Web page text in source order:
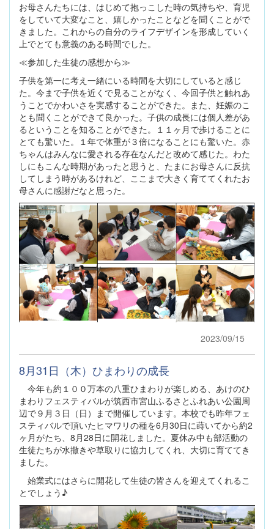
お母さんたちには、はじめて抱っこした時の気持ちや、育児
をしていて大変なこと、嬉しかったことなどを聞くことがで
きました。これからの自分のライフデザインを形成していく
上でとても意義のある時間でした。
≪参加した生徒の感想から≫
子供を第一に考え一緒にいる時間を大切にしていると感じ
た。今まで子供を近くで見ることがなく、今回子供と触れあ
うことでかわいさを実感することができた。また、妊娠のこ
とも聞くことができて良かった。子供の成長には個人差があ
るということを知ることができた。１１ヶ月で歩けることに
とても驚いた。１年で体重が３倍になることにも驚いた。赤
ちゃんはみんなに愛される存在なんだと改めて感じた。わた
しにもこんな時期があったと思うと、たまにお母さんに反抗
してしまう時があるけれど、ここまで大きく育ててくれたお
母さんに感謝だなと思った。
2023/09/15
8月31日（木）ひまわりの成長
今年も約１００万本の八重ひまわりが楽しめる、あけのひ
まわりフェスティバルが筑西市宮山ふるさとふれあい公園周
辺で９月３日（日）まで開催しています。本校でも昨年フェ
スティバルで頂いたヒマワリの種を6月30日に蒔いてから約2
ヶ月がたち、8月28日に開花しました。夏休み中も部活動の
生徒たちが水撒きや草取りに協力してくれ、大切に育ててき
ました。
始業式にはさらに開花して生徒の皆さんを迎えてくれるこ
とでしょう♪